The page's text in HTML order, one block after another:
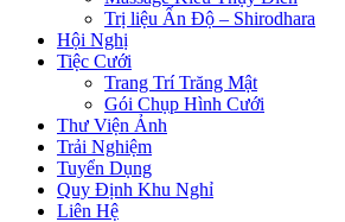
Trị liệu Ấn Độ – Shirodhara
Hội Nghị
Tiệc Cưới
Trang Trí Trăng Mật
Gói Chụp Hình Cưới
Thư Viện Ảnh
Trải Nghiệm
Tuyển Dụng
Quy Định Khu Nghỉ
Liên Hệ